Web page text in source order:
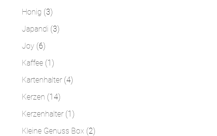
Honig 33
Produkte
Japandi 33
Joy 66
Produkte
Kaffee 11
Produkt
Kartenhalter 44
Kerzen 1414
Produkte
Kerzenhalter 11
Produkt
Kleine Genuss Box 22